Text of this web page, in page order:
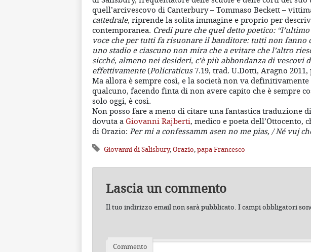
quell’arcivescovo di Canterbury – Tommaso Beckett –
cattedrale, riprende la solita immagine e proprio per
contemporanea. Credi pure che quel detto poetico:
voce che per tutti fa risuonare il banditore: tutti non fanno
uno stadio e ciascuno non mira che a evitare che l’altro
sicché, almeno nei desideri, c’è più abbondanza di vescovi
effettivamente(Policraticus7.19, trad. U.Dotti, Aragno 2011,
Ma allora è sempre così, e la società non va
qualcuno, facendo finta di non avere capito che è sempre
solo oggi, è così.
Non posso fare a meno di citare una fantastica traduzione
dovuta a Giovanni Rajberti, medico e poeta dell’Ottocento,
di Orazio: Per mi a confessamm asen no me pias, / Né vuj
Giovanni di Salisbury,Orazio,papa Francesco
Lascia un commento
Il tuo indirizzo email non sarà pubblicato. I campi obbligatori
Commento